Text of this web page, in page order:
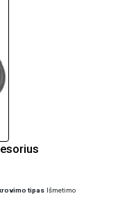
tipas Išmetimo